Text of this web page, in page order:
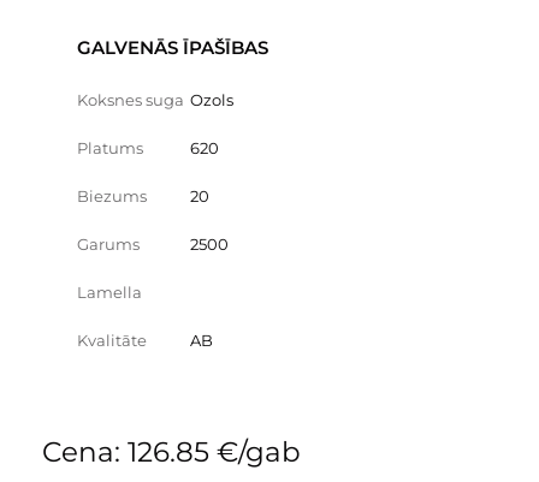
GALVENĀS ĪPAŠĪBAS
Koksnes suga Ozols
Platums 620
Biezums 20
Garums 2500
Lamella
Kvalitāte AB
Cena: 126.85 €/gab